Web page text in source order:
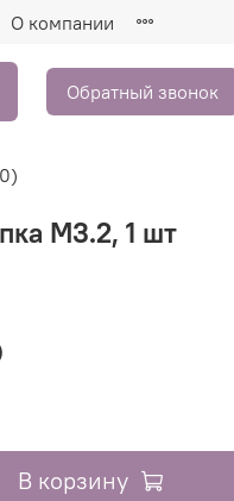
О компании
Обратный звонок
М3.2, 1 шт
В корзину